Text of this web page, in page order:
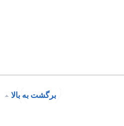
برگشت به بالا